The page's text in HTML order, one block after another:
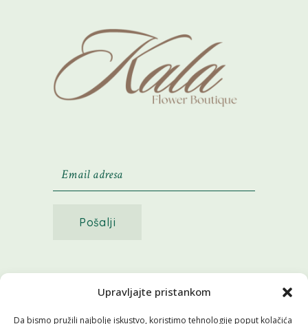
Upravljajte pristankom
Da bismo pružili najbolje iskustvo, koristimo tehnologije poput kolačića
Pošalji
©2026 sva prava pridržava